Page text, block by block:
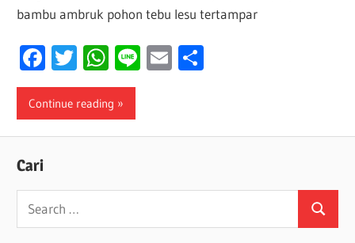
bambu ambruk pohon tebu lesu tertampar
Facebook
Twitter
WhatsApp
LineEmail
Continue reading
Cari
Search
for:
Search